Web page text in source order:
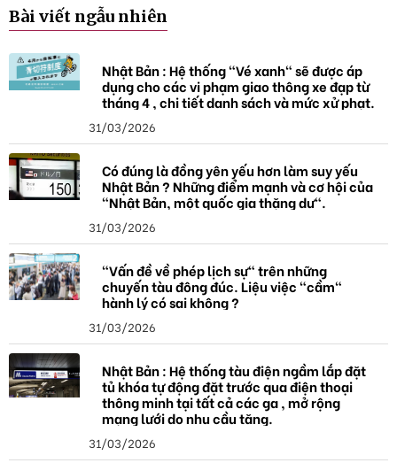
h
a
Bài viết ngẫu nhiên
Nhật Bản : Hệ thống "Vé xanh" sẽ được áp
dụng cho các vi phạm giao thông xe đạp từ
tháng 4 , chi tiết danh sách và mức xử phạt.
31/03/2026
Có đúng là đồng yên yếu hơn làm suy yếu
Nhật Bản ? Những điểm mạnh và cơ hội của
"Nhật Bản, một quốc gia thặng dư".
31/03/2026
"Vấn đề về phép lịch sự" trên những
chuyến tàu đông đúc. Liệu việc "cầm"
hành lý có sai không ?
31/03/2026
Nhật Bản : Hệ thống tàu điện ngầm lắp đặt
tủ khóa tự động đặt trước qua điện thoại
thông minh tại tất cả các ga , mở rộng
mạng lưới do nhu cầu tăng.
31/03/2026